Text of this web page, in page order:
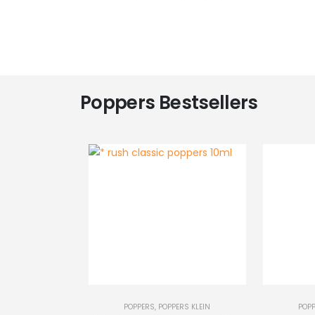
Poppers Bestsellers
POPPERS, POPPERS KLEIN